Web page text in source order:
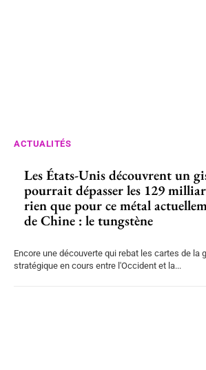
ACTUALITÉS
Les États-Unis découvrent un
pourrait dépasser les 129
rien que pour ce métal
de Chine : le tungstène
Encore une découverte qui rebat les cartes de la
stratégique en cours entre l'Occident et la...